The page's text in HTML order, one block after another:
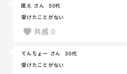
匿名 さん
50代
受けたことがない
共感 0
てんちょー さん
30代
受けたことがない